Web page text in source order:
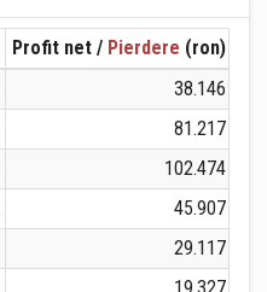
Profit net / Pierdere (ron)
38.146
81.217
102.474
45.907
29.117